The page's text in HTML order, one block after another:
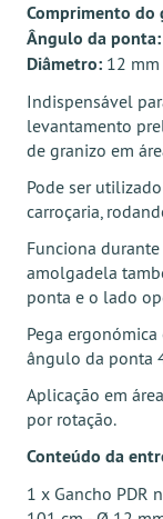
Comprimento do
Ângulo da ponta:
Diâmetro: 12 mm
Indispensável
levantamento
de granizo em
Pode ser
carroçaria,
Funciona
amolgadela
ponta e o lado
Pega
ângulo da ponta
Aplicação em
por rotação.
Conteúdo da
1 x Gancho PDR